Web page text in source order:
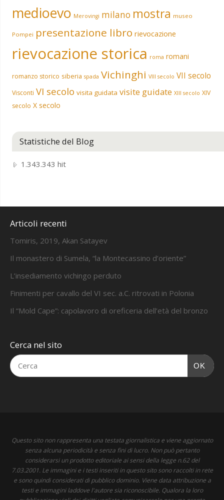
medioevo Merovingi milano mostra museo
Pompei presentazione libro rievocazione
rievocazione storica roma romani
romanzo storico siberia spada Vichinghi VIII secolo VII secolo
Visconti VI secolo visita guidata visite guidate XIII secolo XIV
secolo X secolo
Statistiche del Blog
1.343.343 hit
Articoli recenti
Tomiris, 2019, Akan Satayev
Il monastero di Sumela, “la Montecassino d’oriente”
L’insediamento vichingo perduto
Finimenti per cavallo del VI sec. a.C. ritrovati in Polonia
Il “Mold Cape”: capolavoro di oreficeria dell’età del bronzo
Cerca nel sito
OK
Questo sito non rappresenta una testata giornalistica e viene aggiornato
senza alcuna periodicità e senza fini di lucro. Non può pertanto
considerarsi un prodotto editoriale ai sensi della legge n.62 del
7.03.2001. Le immagini e i testi inseriti in questo sito sono raccolti in rete
e sono quindi considerati di pubblico dominio. Viene data attribuzione a
testi e immagini laddove l'autore sia riconoscibile. Qualora la loro